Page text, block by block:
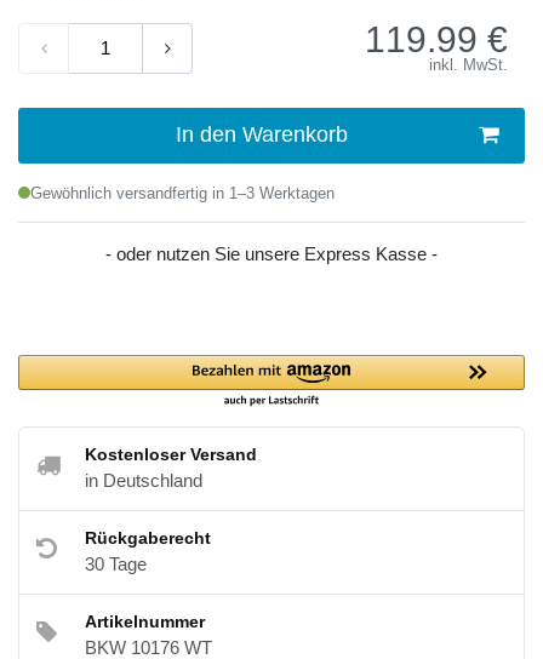
119.99 €
inkl. MwSt.
In den Warenkorb
Gewöhnlich versandfertig in 1–3 Werktagen
- oder nutzen Sie unsere Express Kasse -
Kostenloser Versand
in Deutschland
Rückgaberecht
30 Tage
Artikelnummer
BKW 10176 WT